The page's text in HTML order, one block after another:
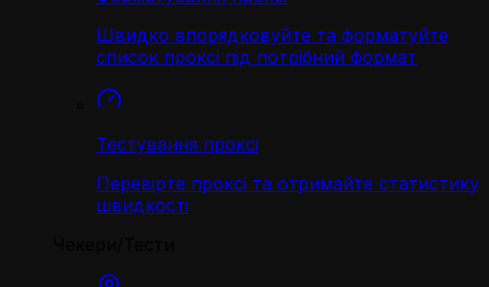
Швидко впорядковуйте та форматуйте
список проксі під потрібний формат
Тестування проксі
Перевірте проксі та отримайте статистику
швидкості